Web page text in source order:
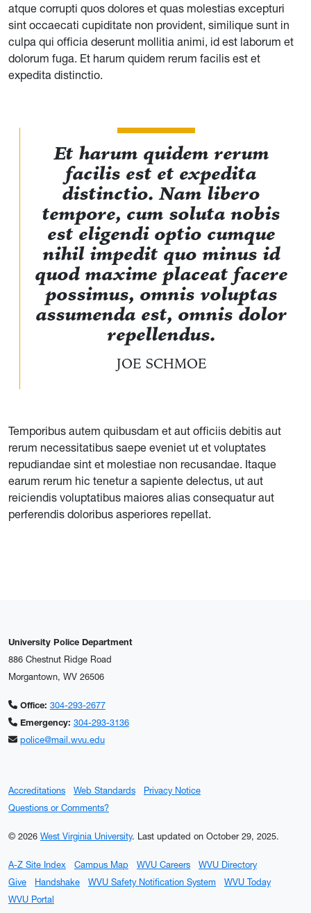
atque corrupti quos dolores et quas molestias excepturi
sint occaecati cupiditate non provident, similique sunt in
culpa qui officia deserunt mollitia animi, id est laborum et
dolorum fuga. Et harum quidem rerum facilis est et
expedita distinctio.
Et harum quidem rerum
facilis est et expedita
distinctio. Nam libero
tempore, cum soluta nobis
est eligendi optio cumque
nihil impedit quo minus id
quod maxime placeat facere
possimus, omnis voluptas
assumenda est, omnis dolor
repellendus.
JOE SCHMOE
Temporibus autem quibusdam et aut officiis debitis aut
rerum necessitatibus saepe eveniet ut et voluptates
repudiandae sint et molestiae non recusandae. Itaque
earum rerum hic tenetur a sapiente delectus, ut aut
reiciendis voluptatibus maiores alias consequatur aut
perferendis doloribus asperiores repellat.
University Police Department
886 Chestnut Ridge Road
Morgantown, WV 26506
Office: 304-293-2677
Emergency: 304-293-3136
police@mail.wvu.edu
Accreditations Web Standards
Privacy Notice
Questions or Comments?
© 2026 West Virginia University. Last updated on October 29, 2025.
A-Z Site Index Campus Map WVU Careers
WVU Directory
Give
Handshake WVU Safety Notification System
WVU Today
WVU Portal